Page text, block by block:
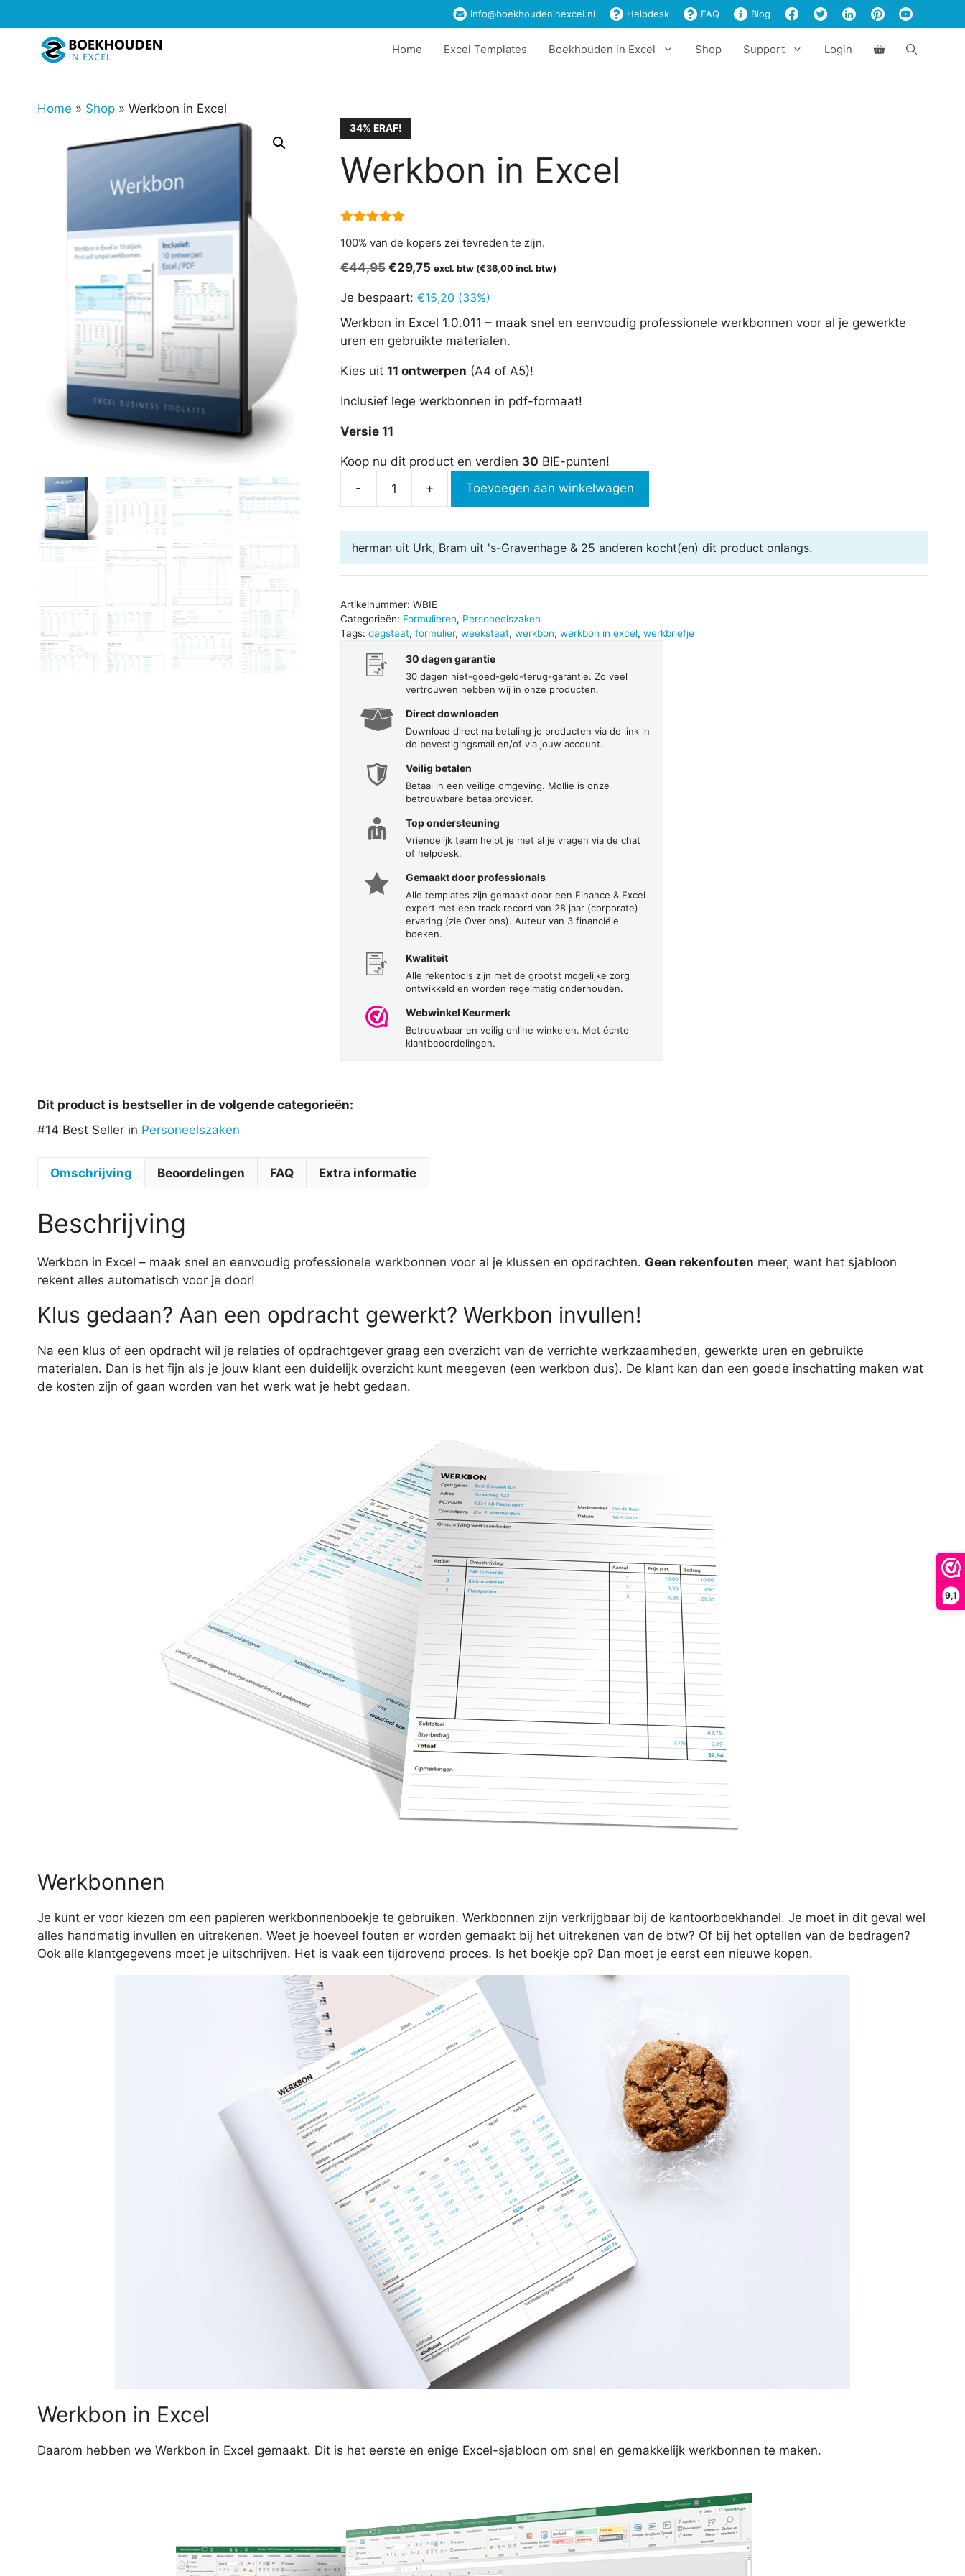
9,1
naar
info@boekhoudeninexcel.nl Helpdesk FAQ Blog
Home Excel Templates Boekhouden in Excel Shop Support Login
Home » Shop » Werkbon in Excel
34% ERAF!
Werkbon in Excel
100% van de kopers zei tevreden te zijn.
€44,95 Oorspronkelijke
was:
€44,95.
€29,75Huidige
is:
€29,75.
excl. btw (€36,00 incl. btw)
Je bespaart: €15,20 (33%)
Werkbon in Excel 1.0.011 – maak snel en eenvoudig professionele werkbonnen voor al je gewerkte
uren en gebruikte materialen.
Kies uit 11 ontwerpen (A4 of A5)!
Inclusief lege werkbonnen in pdf-formaat!
Versie 11
Koop nu dit product en verdien 30 BIE-punten!
-
Excel
aantal
+ Toevoegen aan winkelwagen
herman uit Urk, Bram uit 's-Gravenhage & 25 anderenkocht(en) dit product onlangs.
Artikelnummer: WBIE
Categorieën: Formulieren, Personeelszaken
Tags: dagstaat, formulier, weekstaat, werkbon, werkbon in excel, werkbriefje
30 dagen garantie
30 dagen niet-goed-geld-terug-garantie. Zo veel
vertrouwen hebben wij in onze producten.
Direct downloaden
Download direct na betaling je producten via de link in
de bevestigingsmail en/of via jouw account.
Veilig betalen
Betaal in een veilige omgeving. Mollie is onze
betrouwbare betaalprovider.
Top ondersteuning
Vriendelijk team helpt je met al je vragen via de chat
of helpdesk.
Gemaakt door professionals
Alle templates zijn gemaakt door een Finance & Excel
expert met een track record van 28 jaar (corporate)
ervaring (zie Over ons). Auteur van 3 financiële
boeken.
Kwaliteit
Alle rekentools zijn met de grootst mogelijke zorg
ontwikkeld en worden regelmatig onderhouden.
Webwinkel Keurmerk
Betrouwbaar en veilig online winkelen. Met échte
klantbeoordelingen.
Dit product is bestseller in de volgende categorieën:
#14 Best Seller in Personeelszaken
Omschrijving Beoordelingen FAQ Extra informatie
Beschrijving
Werkbon in Excel – maak snel en eenvoudig professionele werkbonnen voor al je klussen en opdrachten. Geen rekenfouten meer, want het sjabloon
rekent alles automatisch voor je door!
Klus gedaan? Aan een opdracht gewerkt? Werkbon invullen!
Na een klus of een opdracht wil je relaties of opdrachtgever graag een overzicht van de verrichte werkzaamheden, gewerkte uren en gebruikte
materialen. Dan is het fijn als je jouw klant een duidelijk overzicht kunt meegeven (een werkbon dus). De klant kan dan een goede inschatting maken wat
de kosten zijn of gaan worden van het werk wat je hebt gedaan.
Werkbonnen
Je kunt er voor kiezen om een papieren werkbonnenboekje te gebruiken. Werkbonnen zijn verkrijgbaar bij de kantoorboekhandel. Je moet in dit geval wel
alles handmatig invullen en uitrekenen. Weet je hoeveel fouten er worden gemaakt bij het uitrekenen van de btw? Of bij het optellen van de bedragen?
Ook alle klantgegevens moet je uitschrijven. Het is vaak een tijdrovend proces. Is het boekje op? Dan moet je eerst een nieuwe kopen.
Werkbon in Excel
Daarom hebben we Werkbon in Excel gemaakt. Dit is het eerste en enige Excel-sjabloon om snel en gemakkelijk werkbonnen te maken.
€44,95.€29,75.
aantal